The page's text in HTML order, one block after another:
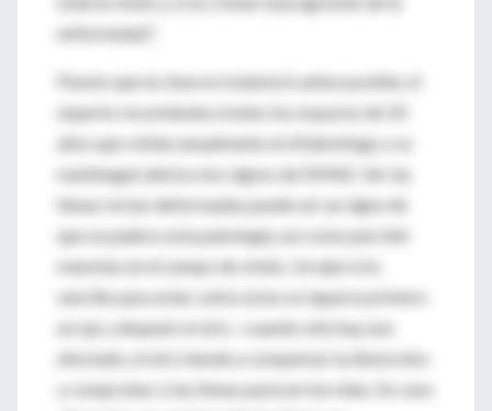
enfermedad".
Puesto que la clave es tratarla lo antes posible, el
experto recomienda a todos los mayores de 50
años que visiten anualmente al oftalmólogo y se
mantengan alerta a los signos de DMAE. Ver las
líneas rectas deformadas puede ser un signo de
que se padece esta patología, así como percibir
manchas en el campo de visión. Un ejercicio
sencillo para estar sobre aviso es taparse primero
un ojo y después el otro –cuando sólo hay uno
afectado, el otro tiende a compensar la distorsión–
y comprobar si las líneas parecen torcidas. En caso